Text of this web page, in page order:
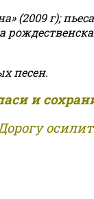
(2009 г);
песен.
и